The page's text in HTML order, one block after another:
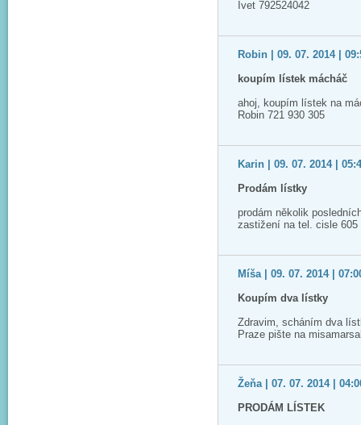
Ivet 792524042
Robin | 09. 07. 2014 |
koupím lístek mácháč
ahoj, koupím lístek na
Robin 721 930 305
Karin | 09. 07. 2014 |
Prodám lístky
prodám několik
zastižení na tel. cisle 605
Míša | 09. 07. 2014 |
Koupím dva lístky
Zdravim, scháním dva
Praze pište na
Žeňa | 07. 07. 2014 |
PRODÁM LÍSTEK